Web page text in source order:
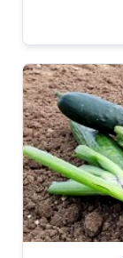
Dégustation